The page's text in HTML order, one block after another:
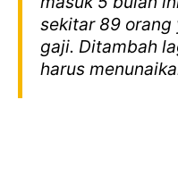
sekitar 89 orang
gaji. Ditambah
harus